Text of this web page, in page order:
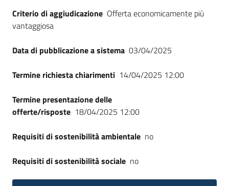
Criterio di aggiudicazione Offerta economicamente più
vantaggiosa
Data di pubblicazione a sistema 03/04/2025
Termine richiesta chiarimenti 14/04/2025 12:00
Termine presentazione delle
offerte/risposte 18/04/2025 12:00
Requisiti di sostenibilità ambientale no
Requisiti di sostenibilità sociale no